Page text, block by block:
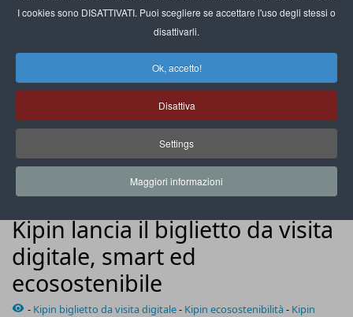
I cookies sono DISATTIVATI. Puoi scegliere se accettare l'uso degli stessi o
disattivarli.
Ok, accetto!
Disattiva
Settings
Maggiori informazioni
Il biglietto da visita di Kipin può essere personalizzato,
conservato sul proprio smartphone e condiviso
Kipin lancia il biglietto da visita
digitale, smart ed
ecosostenibile
- Kipin biglietto da visita digitale- Kipin ecosostenibilità- Kipin